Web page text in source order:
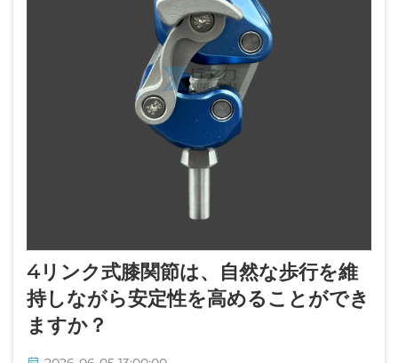
4リンク式膝関節は、自然な歩行を維
持しながら安定性を高めることができ
ますか？